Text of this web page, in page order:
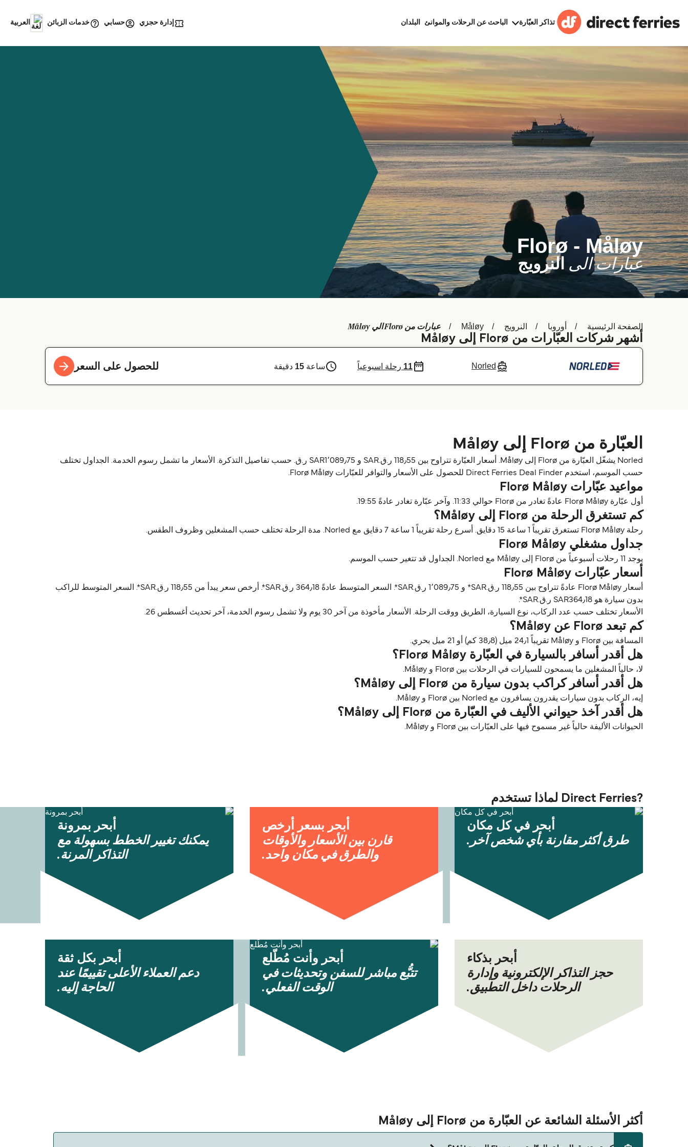
تذاكر العبّارة الباحث عن الرحلات والموانئ البلدان إدارة حجزي حسابي خدمات الزبائن العربية
Florø - Måløy
عبارات الى النرويج
الصفحة الرئيسية أوروبا النرويج Måløy عبارات من Florø الي Måløy
أشهر شركات العبّارات من Florø إلى Måløy
Norled
11 رحلة اسبوعياً ساعة15 دقيقة للحصول على السعر
العبّارة من Florø إلى Måløy
Norled يشغّل العبّارة من Florø إلى Måløy. أسعار العبّارة تتراوح بين 118٫55 ر.ق.‏SAR و SAR1٬089٫75 ر.ق.‏ حسب تفاصيل التذكرة. الأسعار ما تشمل رسوم الخدمة. الجداول تختلف
حسب الموسم، استخدم Direct Ferries Deal Finder للحصول على الأسعار والتوافر للعبّارات Florø Måløy.
مواعيد عبّارات Florø Måløy
أول عبّارة Florø Måløy عادةً تغادر من Florø حوالي 11:33. وآخر عبّارة تغادر عادةً 19:55.
كم تستغرق الرحلة من Florø إلى Måløy؟
رحلة Florø Måløy تستغرق تقريباً 1 ساعة 15 دقايق. أسرع رحلة تقريباً 1 ساعة 7 دقايق مع Norled. مدة الرحلة تختلف حسب المشغلين وظروف الطقس.
جداول مشغلي Florø Måløy
يوجد 11 رحلات أسبوعياً من Florø إلى Måløy مع Norled. الجداول قد تتغير حسب الموسم.
أسعار عبّارات Florø Måløy
أسعار Florø Måløy عادةً تتراوح بين 118٫55 ر.ق.‏SAR* و 1٬089٫75 ر.ق.‏SAR*. السعر المتوسط عادةً 364٫18 ر.ق.‏SAR*. أرخص سعر يبدأ من 118٫55 ر.ق.‏SAR*. السعر المتوسط للراكب
بدون سيارة هو SAR364٫18 ر.ق.‏SAR*.
الأسعار تختلف حسب عدد الركاب، نوع السيارة، الطريق ووقت الرحلة. الأسعار مأخوذة من آخر 30 يوم ولا تشمل رسوم الخدمة، آخر تحديث أغسطس 26.
كم تبعد Florø عن Måløy؟
المسافة بين Florø و Måløy تقريباً 24٫1 ميل (38٫8 كم) أو 21 ميل بحري.
هل أقدر أسافر بالسيارة في العبّارة Florø Måløy؟
لا، حالياً المشغلين ما يسمحون للسيارات في الرحلات بين Florø و Måløy.
هل أقدر أسافر كراكب بدون سيارة من Florø إلى Måløy؟
إيه، الركاب بدون سيارات يقدرون يسافرون مع Norled بين Florø و Måløy.
هل أقدر آخذ حيواني الأليف في العبّارة من Florø إلى Måløy؟
الحيوانات الأليفة حالياً غير مسموح فيها على العبّارات بين Florø و Måløy.
?Direct Ferries لماذا تستخدم
أبحر في كل مكان
طرق أكثر مقارنة بأي شخص آخر.
أبحر بسعر أرخص
قارن بين الأسعار والأوقات
والطرق في مكان واحد.
أبحر بمرونة
يمكنك تغيير الخطط بسهولة مع
التذاكر المرنة.
أبحر بذكاء
حجز التذاكر الإلكترونية وإدارة
الرحلات داخل التطبيق.
أبحر وأنت مُطّلع
تتبُّع مباشر للسفن وتحديثات في
الوقت الفعلي.
أبحر بكل ثقة
دعم العملاء الأعلى تقييمًا عند
الحاجة إليه.
أكثر الأسئلة الشائعة عن العبّارة من Florø إلى Måløy